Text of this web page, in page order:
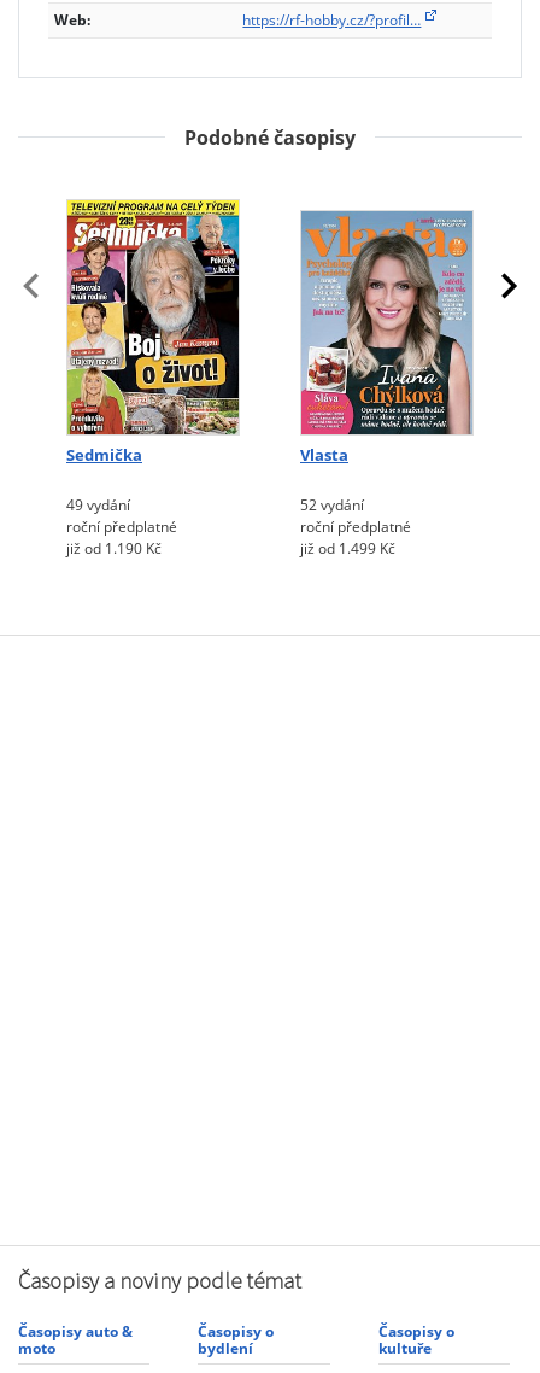
Web: https://rf-hobby.cz/?profil…
Podobné časopisy
Sedmička
49 vydání
roční předplatné
již od 1.190 Kč
Vlasta
52 vydání
roční předplatné
již od 1.499 Kč
Časopisy a noviny podle témat
Časopisy auto &
moto
Časopisy o
bydlení
Časopisy o
kultuře